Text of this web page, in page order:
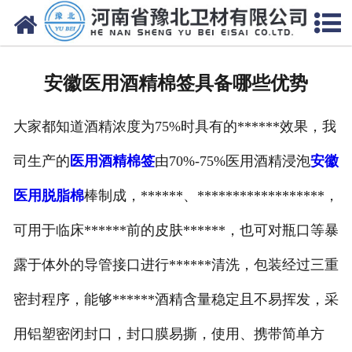
网站首页
厂房设备
人才招聘
联系我们
安徽医用酒精棉签具备哪些优势
大家都知道酒精浓度为75%时具有的******效果，我
司生产的 医用酒精棉签由70%-75%医用酒精浸泡安徽
医用脱脂棉棒制成，******、******************，
可用于临床******前的皮肤******，也可对瓶口等暴
露于体外的导管接口进行******清洗，包装经过三重
密封程序，能够******酒精含量稳定且不易挥发，采
用铝塑密闭封口，封口膜易撕，使用、携带简单方